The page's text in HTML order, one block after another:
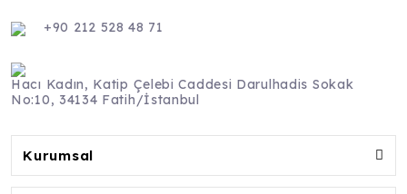
+90 212 528 48 71
Hacı Kadın, Katip Çelebi Caddesi Darulhadis Sokak
No:10, 34134 Fatih/İstanbul
Kurumsal